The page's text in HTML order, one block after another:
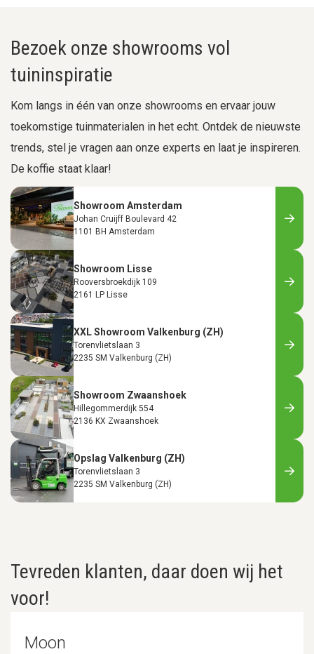
Bezoek onze showrooms vol
tuininspiratie
Kom langs in één van onze showrooms en ervaar jouw
toekomstige tuinmaterialen in het echt. Ontdek de nieuwste
trends, stel je vragen aan onze experts en laat je inspireren.
De koffie staat klaar!
Showroom Amsterdam
Johan Cruijff Boulevard 42
1101 BH Amsterdam
Showroom Lisse
Rooversbroekdijk 109
2161 LP Lisse
XXL Showroom Valkenburg (ZH)
Torenvlietslaan 3
2235 SM Valkenburg (ZH)
Showroom Zwaanshoek
Hillegommerdijk 554
2136 KX Zwaanshoek
Opslag Valkenburg (ZH)
Torenvlietslaan 3
2235 SM Valkenburg (ZH)
Tevreden klanten, daar doen wij het
voor!
Moon